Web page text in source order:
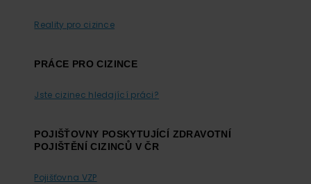
Reality pro cizince
PRÁCE PRO CIZINCE
Jste cizinec hledající práci?
POJIŠŤOVNY POSKYTUJÍCÍ ZDRAVOTNÍ
POJIŠTĚNÍ CIZINCŮ V ČR
Pojišťovna VZP